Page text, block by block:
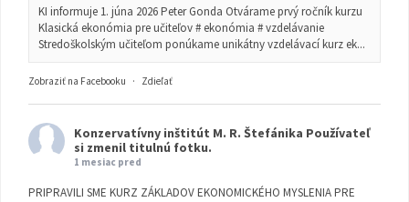
KI informuje 1. júna 2026 Peter Gonda Otvárame prvý ročník kurzu
Klasická ekonómia pre učiteľov # ekonómia # vzdelávanie
Stredoškolským učiteľom ponúkame unikátny vzdelávací kurz ek...
Zobraziť na Facebooku · Zdieľať
Konzervatívny inštitút M. R. Štefánika Používateľ
si zmenil titulnú fotku.
1 mesiac pred
PRIPRAVILI SME KURZ ZÁKLADOV EKONOMICKÉHO MYSLENIA PRE